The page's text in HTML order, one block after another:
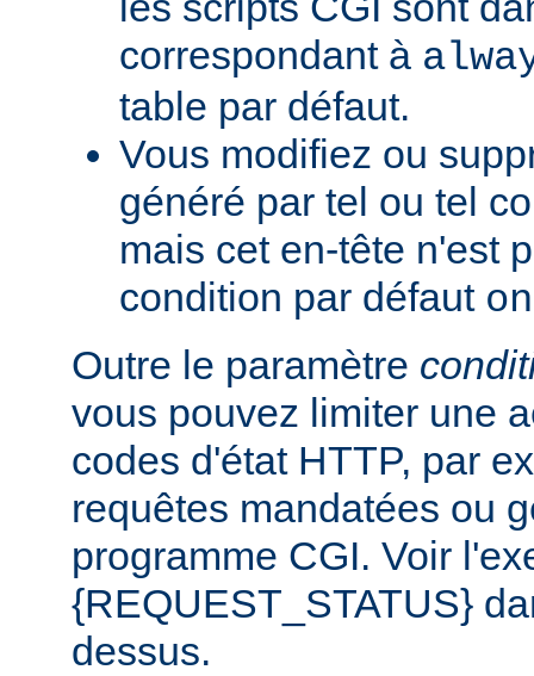
correspondant à
table par défaut.
Vous modifiez ou
généré par tel ou tel
mais cet en-tête n'est
condition par défaut
Outre le paramètre
vous pouvez limiter une
codes d'état HTTP, par
requêtes mandatées ou
programme CGI. Voir
{REQUEST_STATUS}
dessus.